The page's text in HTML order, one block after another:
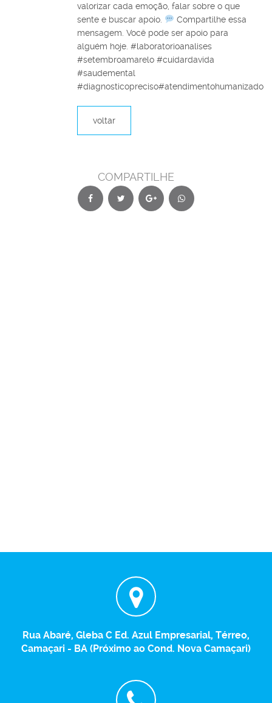
valorizar cada emoção, falar sobre o que
sente e buscar apoio.
Compartilhe essa
mensagem. Você pode ser apoio para
alguém hoje. #laboratorioanalises
#setembroamarelo #cuidardavida
#saudemental
#diagnosticopreciso#atendimentohumanizado
voltar
COMPARTILHE
Rua Abaré, Gleba C Ed. Azul Empresarial, Térreo,
Camaçari - BA (Próximo ao Cond. Nova Camaçari)